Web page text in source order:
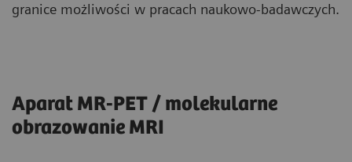
granice możliwości w pracach naukowo-badawczych.
Aparat MR-PET / molekularne
obrazowanie MRI